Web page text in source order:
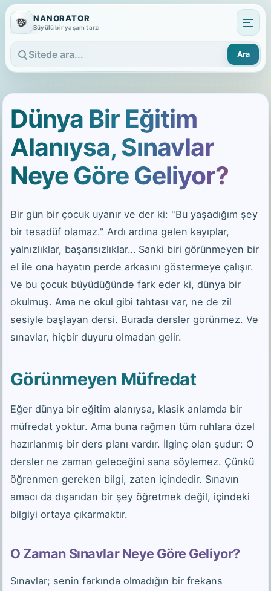
NANORATOR
Büyülü bir yaşam tarzı
Sitede ara
Ara
Dünya Bir Eğitim
Alanıysa, Sınavlar
Neye Göre Geliyor?
Bir gün bir çocuk uyanır ve der ki: "Bu yaşadığım şey
bir tesadüf olamaz." Ardı ardına gelen kayıplar,
yalnızlıklar, başarısızlıklar… Sanki biri görünmeyen bir
el ile ona hayatın perde arkasını göstermeye çalışır.
Ve bu çocuk büyüdüğünde fark eder ki, dünya bir
okulmuş. Ama ne okul gibi tahtası var, ne de zil
sesiyle başlayan dersi. Burada dersler görünmez. Ve
sınavlar, hiçbir duyuru olmadan gelir.
Görünmeyen Müfredat
Eğer dünya bir eğitim alanıysa, klasik anlamda bir
müfredat yoktur. Ama buna rağmen tüm ruhlara özel
hazırlanmış bir ders planı vardır. İlginç olan şudur: O
dersler ne zaman geleceğini sana söylemez. Çünkü
öğrenmen gereken bilgi, zaten içindedir. Sınavın
amacı da dışarıdan bir şey öğretmek değil, içindeki
bilgiyi ortaya çıkarmaktır.
O Zaman Sınavlar Neye Göre Geliyor?
Sınavlar; senin farkında olmadığın bir frekans